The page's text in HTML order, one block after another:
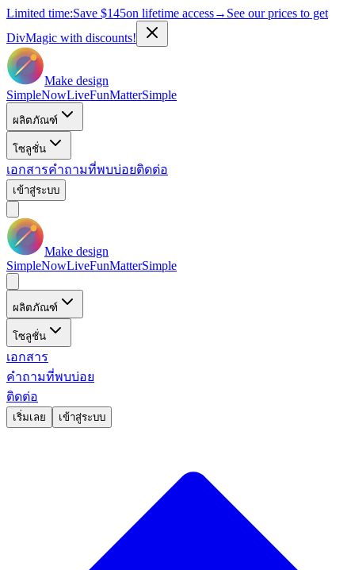
Limited time:Save $145on lifetime access→ See our prices to get
DivMagic with discounts!
Make design
SimpleNowLiveFunMatterSimple
ผลิตภัณฑ์
โซลูชั่น
เอกสารคำถามที่พบบ่อยติดต่อ
เข้าสู่ระบบ
Make design
SimpleNowLiveFunMatterSimple
ผลิตภัณฑ์
โซลูชั่น
เอกสาร
คำถามที่พบบ่อย
ติดต่อ
เริ่มเลย เข้าสู่ระบบ